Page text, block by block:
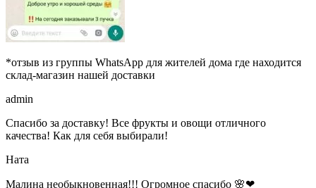
*отзыв из группы WhatsApp для жителей дома где находится
склад-магазин нашей доставки
admin
Спасибо за доставку! Все фрукты и овощи отличного
качества! Как для себя выбирали!
Ната
Малина необыкновенная!!! Огромное спасибо 🌸❤